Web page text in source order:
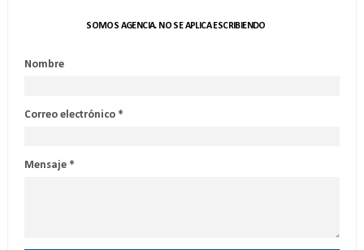
SOMOS AGENCIA. NO SE APLICA ESCRIBIENDO
Nombre
Correo electrónico *
Mensaje *